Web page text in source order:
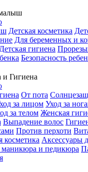
Детская косметика
Для беременных и
Детская гигиена
Безопасность
и Гигиена
От пота
за лицом Уход за
за телом Женская
Выпадение волос
Против перхоти
косметика Аксессуары
маникюра и педикюра